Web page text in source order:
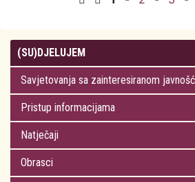
(SU)DJELUJEM
Savjetovanja sa zainteresiranom
Pristup informacijama
Natječaji
Obrasci